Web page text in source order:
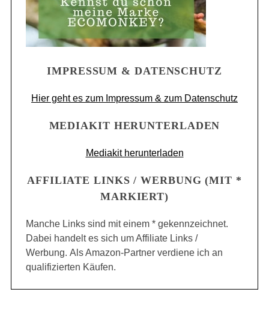
IMPRESSUM & DATENSCHUTZ
Hier geht es zum Impressum & zum Datenschutz
MEDIAKIT HERUNTERLADEN
Mediakit herunterladen
AFFILIATE LINKS / WERBUNG (MIT *
MARKIERT)
Manche Links sind mit einem * gekennzeichnet.
Dabei handelt es sich um Affiliate Links /
Werbung. Als Amazon-Partner verdiene ich an
qualifizierten Käufen.